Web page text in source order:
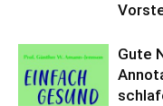
Gute